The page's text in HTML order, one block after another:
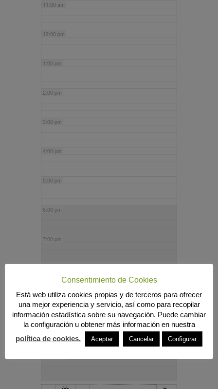
11:00 am
12:00 pm
1:00 pm
2:00 pm
3:00 pm
4:00 pm
5:00 pm
6:00 pm
7:00 pm
9:00 pm
10:00 pm
Consentimiento de Cookies
Está web utiliza cookies propias y de terceros para ofrecer
una mejor experiencia y servicio, así como para recopilar
información estadística sobre su navegación. Puede cambiar
la configuración u obtener más información en nuestra
política de cookies.
Aceptar Cancelar Configurar